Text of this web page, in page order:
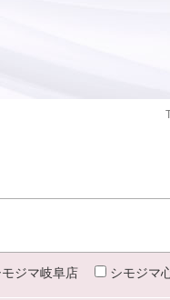
モジマ岐阜店 シモジマ